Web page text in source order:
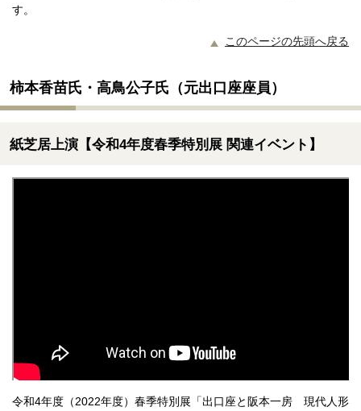
す。
このページの先頭へ戻る
柿本香苗氏・高鳥公子氏（元出口座座員）
紙芝居上演【令和4年度春季特別展 関連イベント】
令和4年度（2022年度）春季特別展「出口座と阪本一房 現代人形